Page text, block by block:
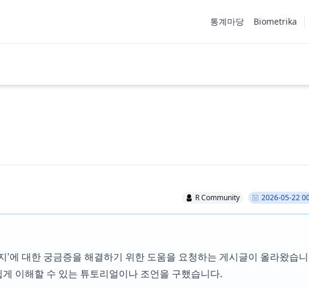
통계마당 Biometrika
R Community 2026-05-22
에 대한 궁금증을 해결하기 위한 도움을 요청하는 게시글이 올라왔습
이해할 수 있는 튜토리얼이나 조언을 구했습니다.